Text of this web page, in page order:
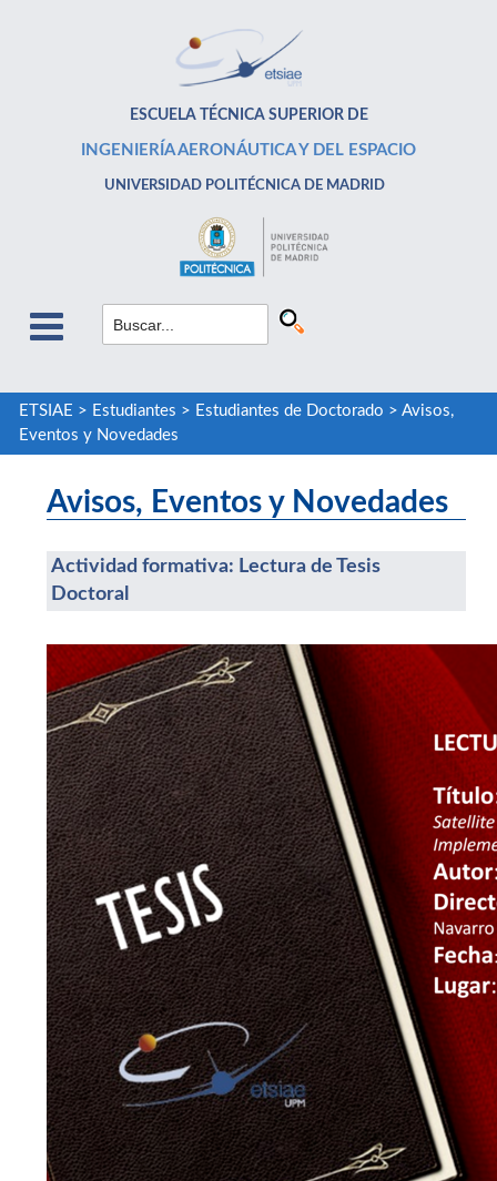
ESCUELA TÉCNICA SUPERIOR DE
INGENIERÍA AERONÁUTICA Y DEL ESPACIO
UNIVERSIDAD POLITÉCNICA DE MADRID
ETSIAE > Estudiantes > Estudiantes de Doctorado > Avisos,
Eventos y Novedades
Avisos, Eventos y Novedades
Actividad formativa: Lectura de Tesis
Doctoral